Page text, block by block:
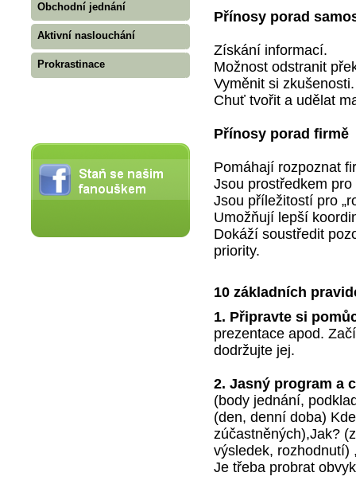
Obchodní jednání
Aktivní naslouchání
Prokrastinace
Přínosy porad
Získání informací.
Možnost odstranit
Vyměnit si zkušenosti.
Chuť tvořit a udělat
Přínosy porad firmě
Pomáhají rozpoznat
Jsou prostředkem
Jsou příležitostí pro
Umožňují lepší
Dokáží soustředit
priority.
10 základních
1. Připravte si
prezentace apod.
dodržujte jej.
2. Jasný program a
(body jednání,
(den, denní doba)
zúčastněných),Jak?
výsledek, rozhodnutí)
Je třeba probrat